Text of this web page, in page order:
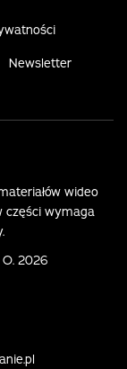
Newsletter
wideo
części wymaga
O. 2026